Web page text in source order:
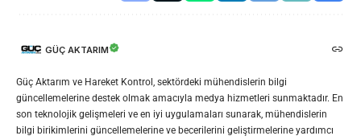
GÜÇ AKTARIM
Güç Aktarım ve Hareket Kontrol, sektördeki mühendislerin bilgi
güncellemelerine destek olmak amacıyla medya hizmetleri sunmaktadır. En
son teknolojik gelişmeleri ve en iyi uygulamaları sunarak, mühendislerin
bilgi birikimlerini güncellemelerine ve becerilerini geliştirmelerine yardımcı